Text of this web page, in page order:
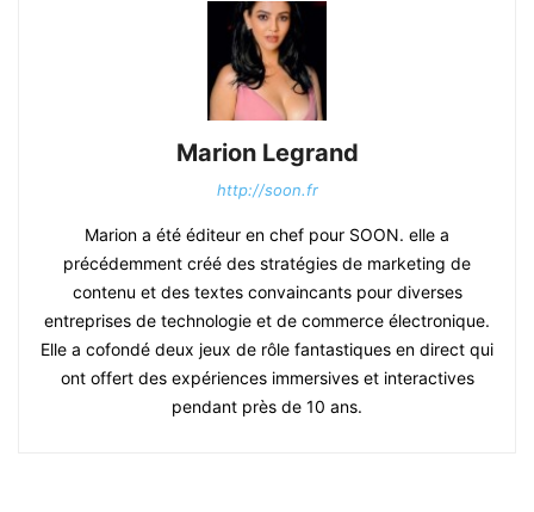
Marion Legrand
http://soon.fr
Marion a été éditeur en chef pour SOON. elle a
précédemment créé des stratégies de marketing de
contenu et des textes convaincants pour diverses
entreprises de technologie et de commerce électronique.
Elle a cofondé deux jeux de rôle fantastiques en direct qui
ont offert des expériences immersives et interactives
pendant près de 10 ans.